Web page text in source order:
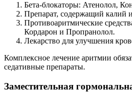
Бета-блокаторы: Атенолол,
Препарат, содержащий калий
Противоаритмические
Кордарон и Пропранолол.
Лекарство для улучшения
Комплексное лечение аритмии
седативные препараты.
Заместительная